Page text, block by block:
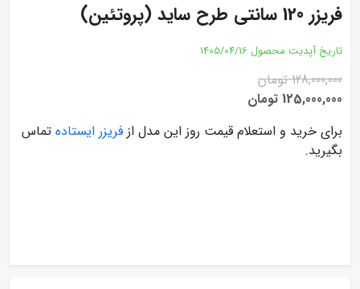
فریزر 120 سانتی طرح ساید (پروتئین)
تاریخ آپدیت محصول 1405/04/16
128,000,000 تومان
125,000,000 تومان
برای خرید و استعلام قیمت روز این مدل از فریزر ایستاده تماس
بگیرید.